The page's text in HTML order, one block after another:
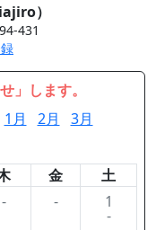
）
431
」します。
1月 2月 3月
金
土
- - 1
-